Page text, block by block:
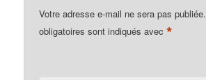
Votre adresse e-mail ne sera pas publiée.
obligatoires sont indiqués avec*